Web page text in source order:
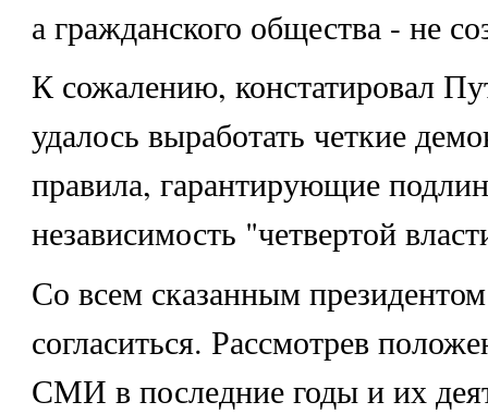
а гражданского общества - не
К сожалению, констатировал
удалось выработать четкие
правила, гарантирующие
независимость "четвертой
Со всем сказанным
согласиться. Рассмотрев
СМИ в последние годы и их